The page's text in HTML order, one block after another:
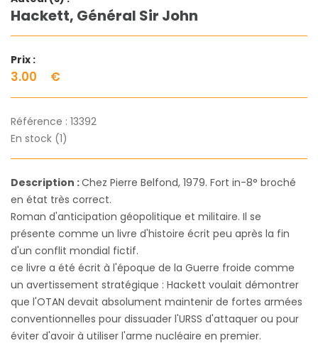
Hackett, Général Sir John
Prix :
3.00 €
Référence : 13392
En stock (1)
Description :Chez Pierre Belfond, 1979. Fort in-8° broché
en état très correct.
Roman d'anticipation géopolitique et militaire. Il se
présente comme un livre d'histoire écrit peu après la fin
d'un conflit mondial fictif.
ce livre a été écrit à l'époque de la Guerre froide comme
un avertissement stratégique : Hackett voulait démontrer
que l'OTAN devait absolument maintenir de fortes armées
conventionnelles pour dissuader l'URSS d'attaquer ou pour
éviter d'avoir à utiliser l'arme nucléaire en premier.